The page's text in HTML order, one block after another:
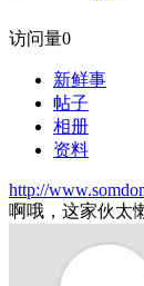
访问量0
新鲜事
帖子
相册
资料
http://
啊哦，这家伙太